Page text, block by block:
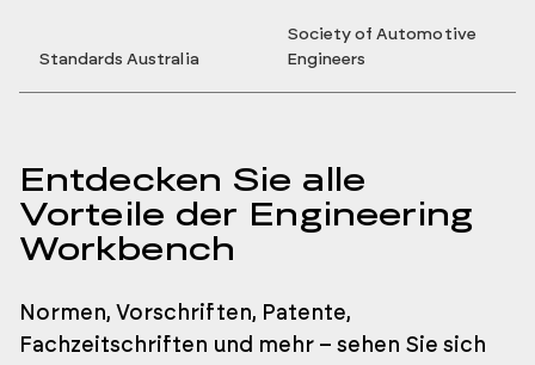
Standards Australia
Society of Automotive
Engineers
Entdecken Sie alle
Vorteile der Engineering
Workbench
Normen, Vorschriften, Patente,
Fachzeitschriften und mehr – sehen Sie sich